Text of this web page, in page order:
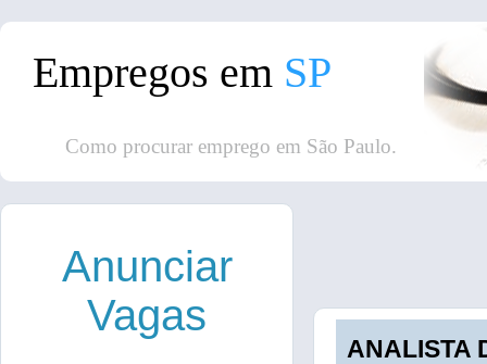
Empregos em SP
Como procurar emprego em São Paulo.
ANALISTA
Anunciar
Vagas